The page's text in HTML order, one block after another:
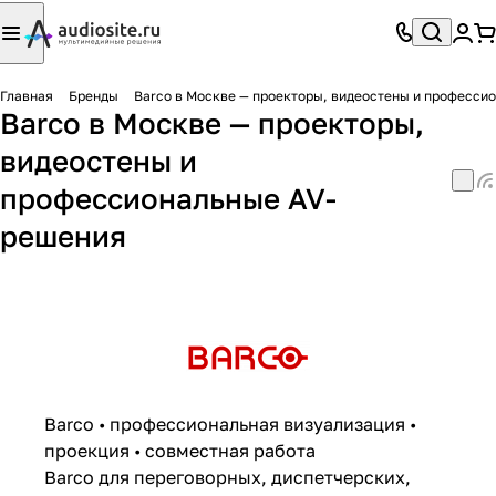
Главная Бренды Barco в Москве — проекторы, видеостены и
Barco в Москве — проекторы,
видеостены и
профессиональные AV-
решения
Barco • профессиональная визуализация •
проекция • совместная работа
Barco для переговорных, диспетчерских,